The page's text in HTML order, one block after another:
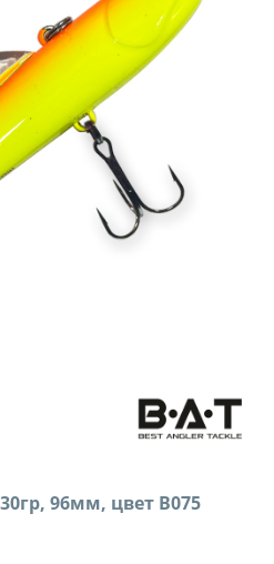
96мм, цвет B075